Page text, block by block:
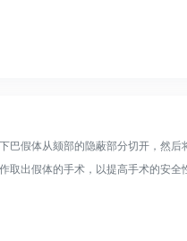
巴假体从颏部的隐蔽部分切开，然
取出假体的手术，以提高手术的安全